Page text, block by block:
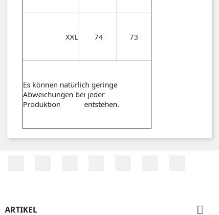
XXL 74 73
Es können natürlich geringe
Abweichungen bei jeder
Produktion entstehen.
ARTIKEL 